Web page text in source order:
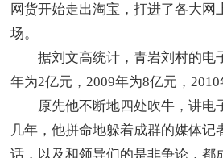
网货开始走出淘宝，打进了各大网
场。
据刘文高统计，青岩刘村的电
年为2亿元，2009年为8亿元，2010
原先他不断地四处吹牛，讲电
几年，他拼命地躲着成群的媒体记
话，以及和领导们的是非争论，都